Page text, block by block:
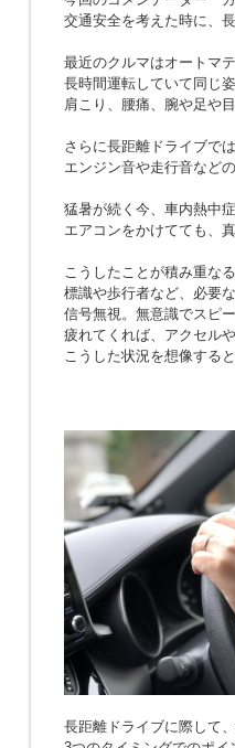
交通安全を考えた時に、
最近のクルマはオートマ
長時間運転していて同じ
肩こり、腰痛、腕や足や
さらに長距離ドライブで
エンジン音や走行音など
猛暑が続く今、車内熱中
エアコンをかけてても、
こうしたことが積み重な
標識や歩行者など、必要
信号無視。無意識でスピ
疲れてくれば、アクセル
こうした状況を想像する
長距離ドライブに際して